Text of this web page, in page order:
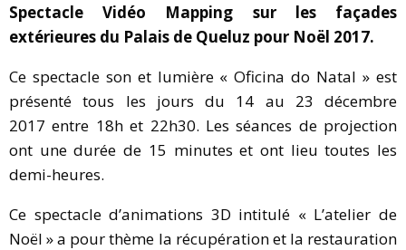
Spectacle Vidéo Mapping sur les façades
extérieures du Palais de Queluz pour Noël 2017.
Ce spectacle son et lumière « Oficina do Natal » est
présenté tous les jours du 14 au 23 décembre
2017 entre 18h et 22h30. Les séances de projection
ont une durée de 15 minutes et ont lieu toutes les
demi-heures.
Ce spectacle d’animations 3D intitulé « L’atelier de
Noël » a pour thème la récupération et la restauration